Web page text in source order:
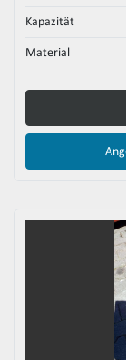
Kapazität
Material